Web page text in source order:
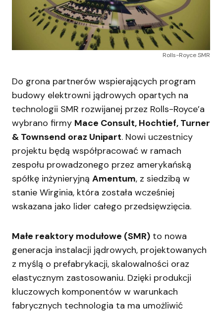
Rolls-Royce SMR
Do grona partnerów wspierających program
budowy elektrowni jądrowych opartych na
technologii SMR rozwijanej przez Rolls-Royce’a
wybrano firmy Mace Consult, Hochtief, Turner
& Townsend oraz Unipart. Nowi uczestnicy
projektu będą współpracować w ramach
zespołu prowadzonego przez amerykańską
spółkę inżynieryjną Amentum, z siedzibą w
stanie Wirginia, która została wcześniej
wskazana jako lider całego przedsięwzięcia.
Małe reaktory modułowe (SMR) to nowa
generacja instalacji jądrowych, projektowanych
z myślą o prefabrykacji, skalowalności oraz
elastycznym zastosowaniu. Dzięki produkcji
kluczowych komponentów w warunkach
fabrycznych technologia ta ma umożliwić